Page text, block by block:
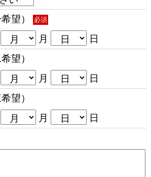
望） 必須
月
日
望）
月
日
望）
月
日